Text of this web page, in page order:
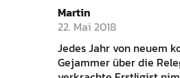
Martin
22. Mai 2018
Jedes Jahr von neuem
Gejammer über die